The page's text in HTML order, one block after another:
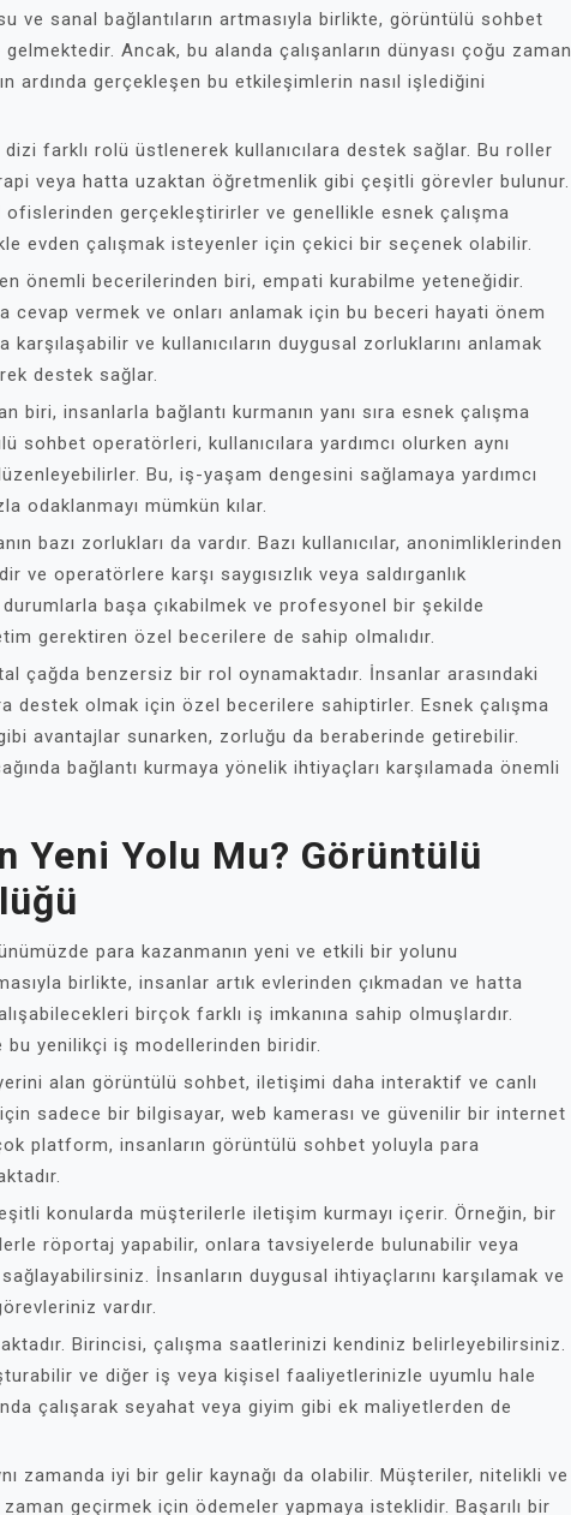
ve sanal bağlantıların artmasıyla birlikte, görüntülü sohbet
Ancak, bu alanda çalışanların dünyası çoğu zaman
ardında gerçekleşen bu etkileşimlerin nasıl işlediğini
farklı rolü üstlenerek kullanıcılara destek sağlar. Bu roller
veya hatta uzaktan öğretmenlik gibi çeşitli görevler bulunur.
ofislerinden gerçekleştirirler ve genellikle esnek çalışma
evden çalışmak isteyenler için çekici bir seçenek olabilir.
önemli becerilerinden biri, empati kurabilme yeteneğidir.
cevap vermek ve onları anlamak için bu beceri hayati önem
ve kullanıcıların duygusal zorluklarını anlamak
destek sağlar.
biri, insanlarla bağlantı kurmanın yanı sıra esnek çalışma
sohbet operatörleri, kullanıcılara yardımcı olurken aynı
Bu, iş-yaşam dengesini sağlamaya yardımcı
odaklanmayı mümkün kılar.
bazı zorlukları da vardır. Bazı kullanıcılar, anonimliklerinden
ve operatörlere karşı saygısızlık veya saldırganlık
başa çıkabilmek ve profesyonel bir şekilde
gerektiren özel becerilere de sahip olmalıdır.
çağda benzersiz bir rol oynamaktadır. İnsanlar arasındaki
destek olmak için özel becerilere sahiptirler. Esnek çalışma
avantajlar sunarken, zorluğu da beraberinde getirebilir.
bağlantı kurmaya yönelik ihtiyaçları karşılamada önemli
Yeni Yolu Mu? Görüntülü
para kazanmanın yeni ve etkili bir yolunu
birlikte, insanlar artık evlerinden çıkmadan ve hatta
birçok farklı iş imkanına sahip olmuşlardır.
yenilikçi iş modellerinden biridir.
alan görüntülü sohbet, iletişimi daha interaktif ve canlı
sadece bir bilgisayar, web kamerası ve güvenilir bir internet
platform, insanların görüntülü sohbet yoluyla para
konularda müşterilerle iletişim kurmayı içerir. Örneğin, bir
röportaj yapabilir, onlara tavsiyelerde bulunabilir veya
İnsanların duygusal ihtiyaçlarını karşılamak ve
vardır.
Birincisi, çalışma saatlerinizi kendiniz belirleyebilirsiniz.
ve diğer iş veya kişisel faaliyetlerinizle uyumlu hale
çalışarak seyahat veya giyim gibi ek maliyetlerden de
zamanda iyi bir gelir kaynağı da olabilir. Müşteriler, nitelikli ve
geçirmek için ödemeler yapmaya isteklidir. Başarılı bir